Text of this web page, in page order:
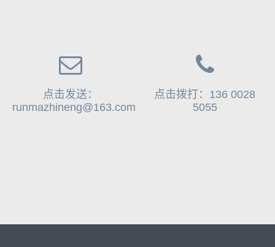
点击发送：
runmazhineng@163.com
点击拨打：136 0028
5055